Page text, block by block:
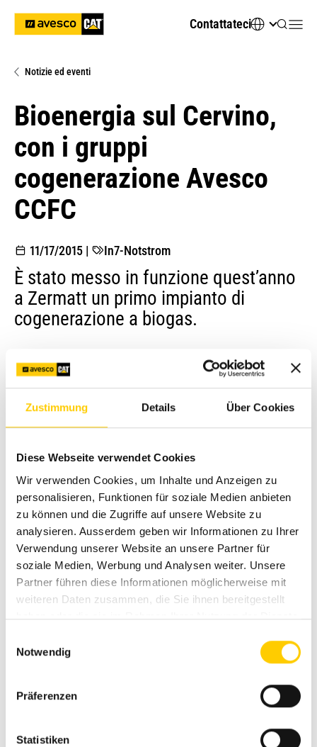
Zustimmung Details Über Cookies
Diese Webseite verwendet Cookies
Wir verwenden Cookies, um Inhalte und Anzeigen zu
personalisieren, Funktionen für soziale Medien anbieten
zu können und die Zugriffe auf unsere Website zu
analysieren. Ausserdem geben wir Informationen zu Ihrer
Verwendung unserer Website an unsere Partner für
soziale Medien, Werbung und Analysen weiter. Unsere
Partner führen diese Informationen möglicherweise mit
weiteren Daten zusammen, die Sie ihnen bereitgestellt
haben oder die sie im Rahmen Ihrer Nutzung der Dienste
Notwendig
Präferenzen
Statistiken
Contattateci
Notizie ed eventi
Bioenergia sul Cervino,
con i gruppi
cogenerazione Avesco
CCFC
11/17/2015 | In7-Notstrom
È stato messo in funzione quest’anno
a Zermatt un primo impianto di
cogenerazione a biogas.
Avesco ha fornito una centrale di cogenerazione forza
calore di tipo TBG 944-K con una potenza di 150 kW, che
produce annualmente tra 500 e 700 MWh di corrente
elettrica, equivalente al fabbisogno di circa 200 famiglie.
Questo progetto innovativo è opera della famiglia Julen.
biogas del Cervino. Cliccate sul link per saperne di più!
Video
© Tradition Julen